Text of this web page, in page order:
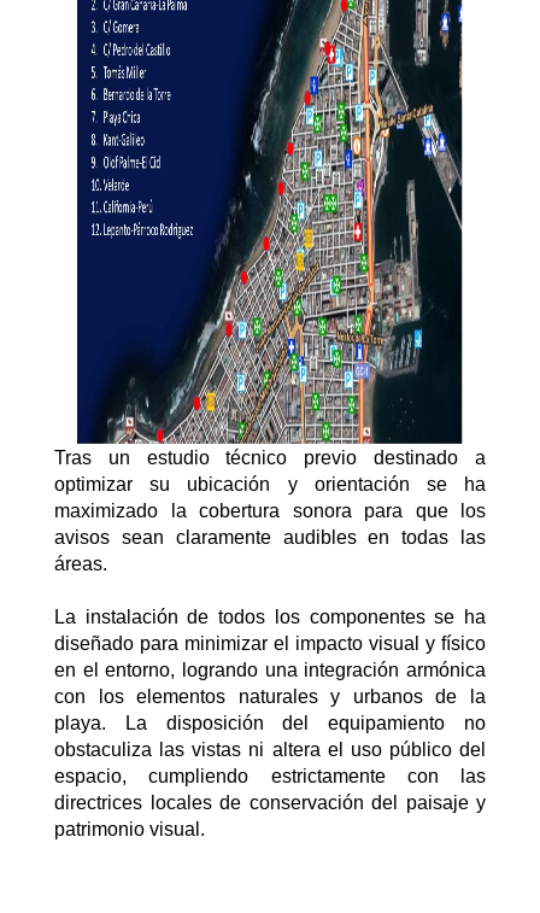
Tras un estudio técnico previo destinado a
optimizar su ubicación y orientación se ha
maximizado la cobertura sonora para que los
avisos sean claramente audibles en todas las
áreas.
La instalación de todos los componentes se ha
diseñado para minimizar el impacto visual y físico
en el entorno, logrando una integración armónica
con los elementos naturales y urbanos de la
playa. La disposición del equipamiento no
obstaculiza las vistas ni altera el uso público del
espacio, cumpliendo estrictamente con las
directrices locales de conservación del paisaje y
patrimonio visual.